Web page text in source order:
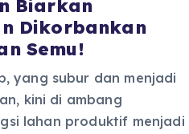
Biarkan
Dikorbankan
Semu!
yang subur dan menjadi
kini di ambang
lahan produktif menjadi